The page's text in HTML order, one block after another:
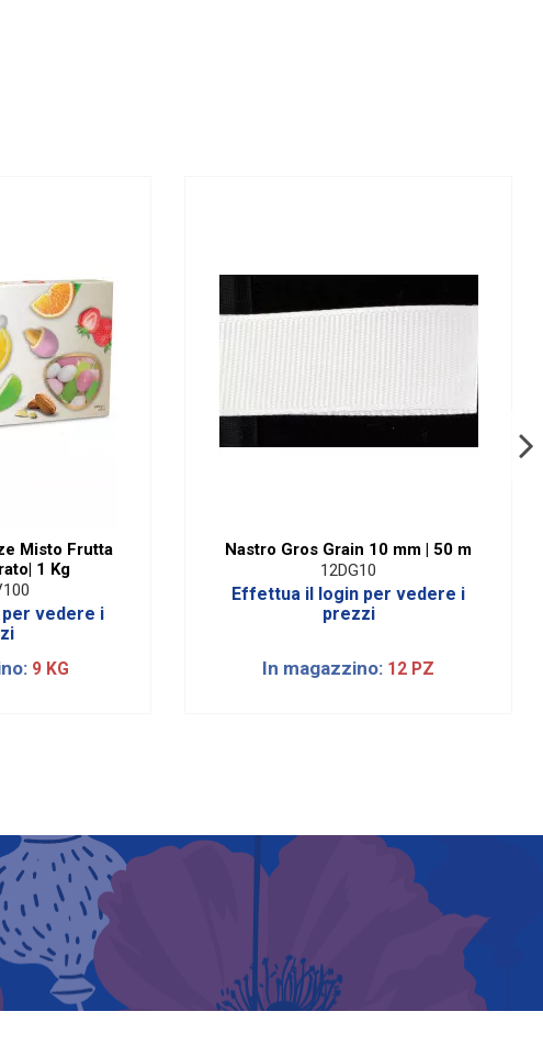
Misto Frutta
1 Kg
vedere i
9 KG
Nastro Gros Grain 10 mm | 50 m
12DG10
Effettua il login per vedere i
prezzi
In magazzino: 12 PZ